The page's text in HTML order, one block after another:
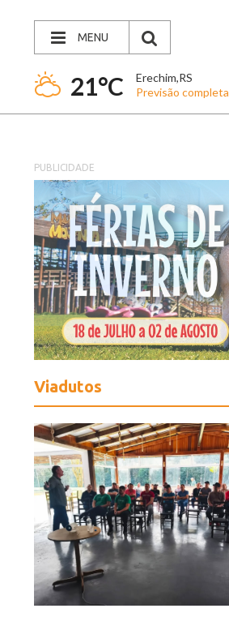
MENU
21°C
Erechim,RS
Previsão completa
PUBLICIDADE
Viadutos